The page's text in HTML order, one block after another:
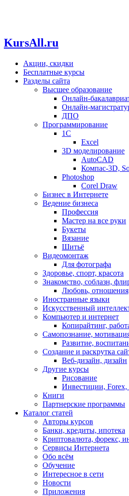
KursAll.ru
Акции, скидки
Бесплатные курсы
Разделы сайта
Высшее образование
Онлайн-
Онлайн-
ДПО
Программирование
1С
Excel
3D моделирование
AutoCAD
Компас-3D,
Photoshop
Corel Draw
Бизнес в Интернете
Ведение бизнеса
Профессия
Мастер на все руки
Букеты
Вязание
Шитьё
Видеомонтаж
Для фотографа
Здоровье, спорт, красота
Знакомство, соблазн,
Любовь,
Иностранные языки
Искусственный
Компьютер и интернет
Копирайтинг,
Самопознание,
Развитие,
Создание и раскрутка
Веб-дизайн, дизайн
Другие курсы
Рисование
Инвестиции, Forex,
Книги
Партнерские программы
Каталог статей
Авторы курсов
Банки, кредиты, ипотека
Криптовалюта, форекс,
Сервисы Интернета
Обо всём
Обучение
Интересное в сети
Новости
Приложения